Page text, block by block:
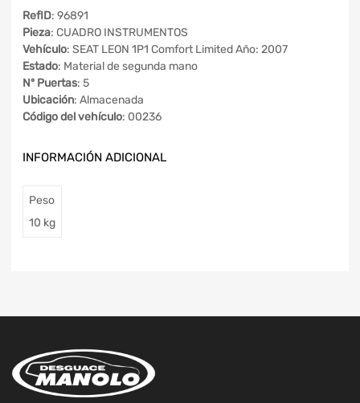
RefID: 96891
Pieza: CUADRO INSTRUMENTOS
Vehículo: SEAT LEON 1P1 Comfort Limited Año: 2007
Estado: Material de segunda mano
Nº Puertas: 5
Ubicación: Almacenada
Código del vehículo: 00236
INFORMACIÓN ADICIONAL
Peso
10 kg